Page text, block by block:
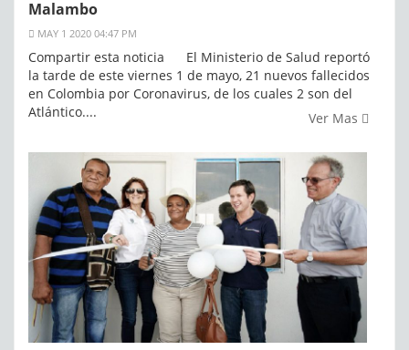
Malambo
MAY 1 2020 04:47 PM
Compartir esta noticia El Ministerio de Salud reportó
la tarde de este viernes 1 de mayo, 21 nuevos fallecidos
en Colombia por Coronavirus, de los cuales 2 son del
Atlántico....
Ver Mas